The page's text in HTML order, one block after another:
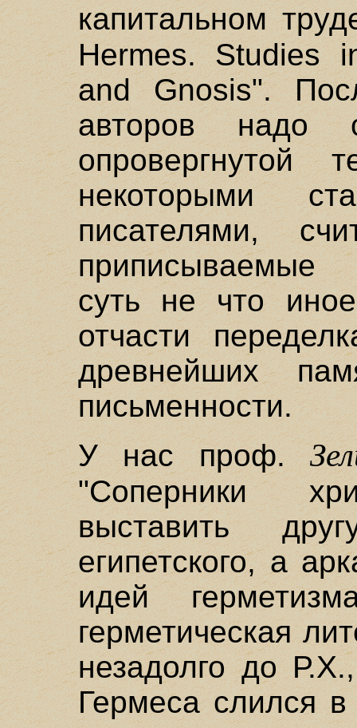
капитальном
Hermes. Studies
and Gnosis".
авторов надо
опровергнутой
некоторыми
писателями,
приписываемые
суть не что
отчасти
древнейших
письменности.
У нас проф.
"Соперники
выставить
египетского, а
идей
герметическая
незадолго до
Гермеса слился в